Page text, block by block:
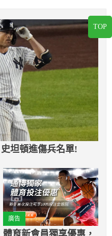
坦頓進傷兵名單!
廣告
TOP